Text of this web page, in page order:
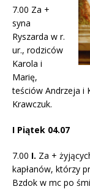
7.00 Za +
syna
Ryszarda w r.
ur., rodziców
Karola i
Marię,
teściów Andrzeja i
Krawczuk.
I Piątek 04.07
7.00 I. Za +
kapłanów, którzy
Bzdok w mc po